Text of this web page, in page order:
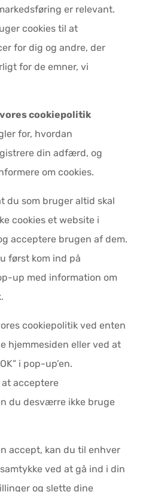
er relevant.
cookies til at
for dig og andre, der
for de emner, vi
cookiepolitik
for, hvordan
din adfærd, og
om cookies.
du som bruger altid skal
cookies et website i
acceptere brugen af dem.
først kom ind på
up med information om
cookiepolitik ved enten
hjemmesiden eller ved at
i pop-up’en.
at acceptere
du desværre ikke bruge
accept, kan du til enhver
ved at gå ind i din
og slette dine